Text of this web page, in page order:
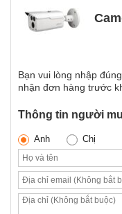
Bạn vui lòng nhập
nhận đơn hàng trước
Thông tin người
Anh Chị